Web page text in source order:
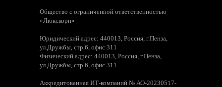
Общество с ограниченной ответственностью
«Люкскорп»
Юридический адрес: 440013, Россия, г.Пенза,
ул.Дружбы, стр.6, офис 311
Физический адрес: 440013, Россия, г.Пенза,
ул.Дружбы, стр.6, офис 311
Аккредитованная ИТ-компаний № АО-20230517-